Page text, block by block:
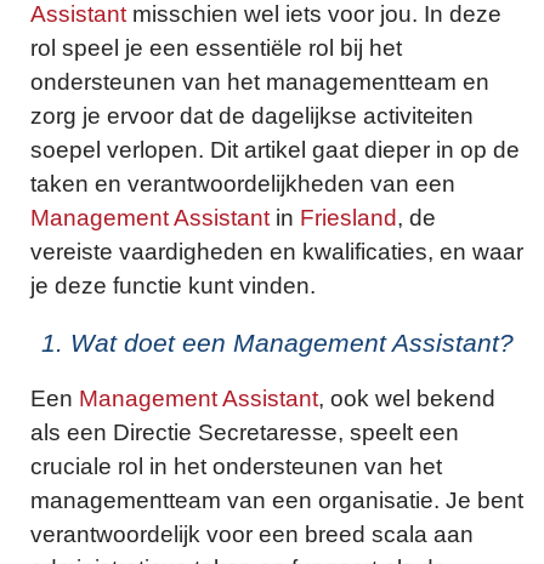
Assistantmisschien wel iets voor jou. In deze
rol speel je een essentiële rol bij het
ondersteunen van het managementteam en
zorg je ervoor dat de dagelijkse activiteiten
soepel verlopen. Dit artikel gaat dieper in op de
taken en verantwoordelijkheden van een
Management Assistantin Friesland, de
vereiste vaardigheden en kwalificaties, en waar
je deze functie kunt vinden.
1. Wat doet een Management Assistant?
Een Management Assistant, ook wel bekend
als een Directie Secretaresse, speelt een
cruciale rol in het ondersteunen van het
managementteam van een organisatie. Je bent
verantwoordelijk voor een breed scala aan